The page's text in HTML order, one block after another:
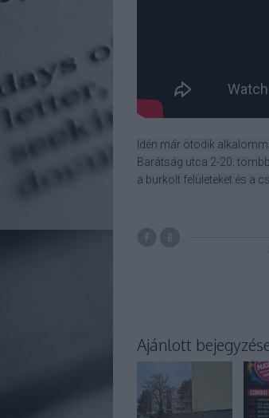
Idén már ötödik
Barátság utca 2-20.
a burkolt felületeket és a
Ajánlott